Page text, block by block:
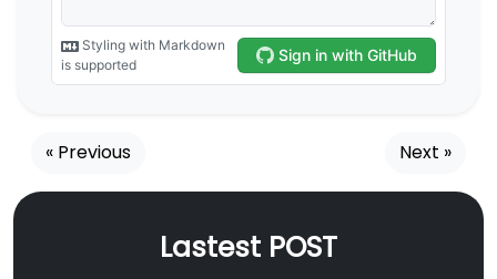
« Previous Next »
Lastest POST